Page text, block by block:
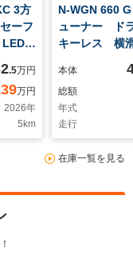
3方
ーフ
ヘ
ィン
パワ
ト
.5万円
万円
2026年
5 km
N-WGN 660
ューナー ド
キーレス 横
本体
総額
年式
走行
在庫一覧を見る